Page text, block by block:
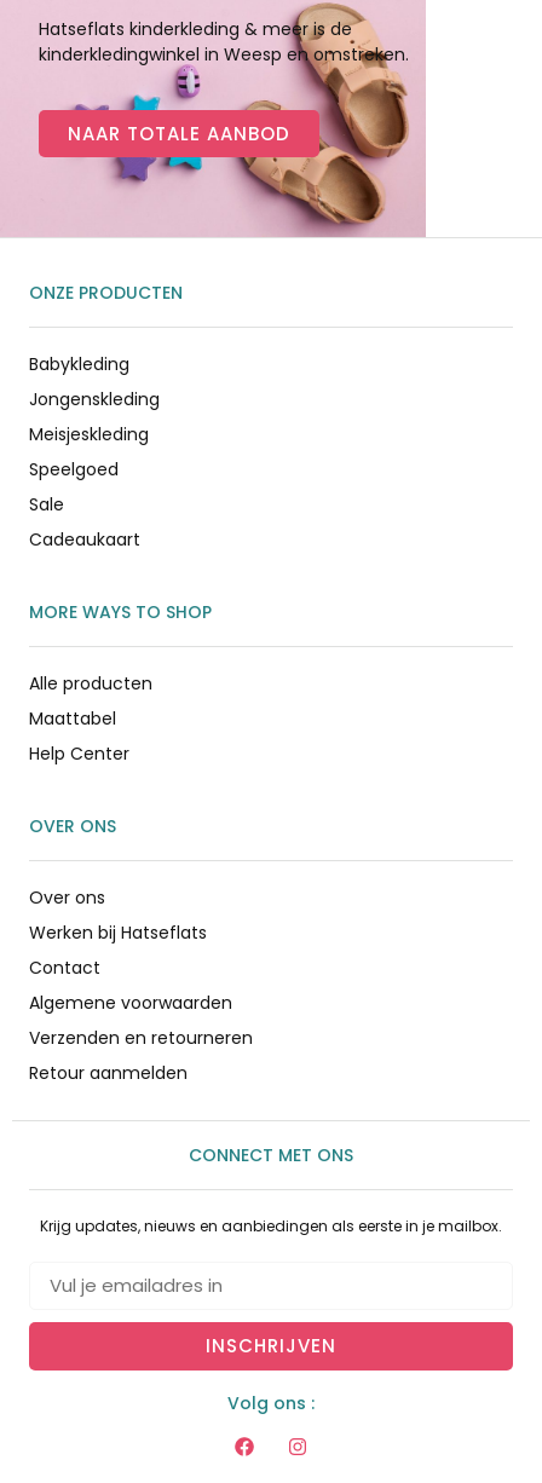
Hatseflats kinderkleding & meer is de
kinderkledingwinkel in Weesp en omstreken.
NAAR TOTALE AANBOD
ONZE PRODUCTEN
Babykleding
Jongenskleding
Meisjeskleding
Speelgoed
Sale
Cadeaukaart
MORE WAYS TO SHOP
Alle producten
Maattabel
Help Center
OVER ONS
Over ons
Werken bij Hatseflats
Contact
Algemene voorwaarden
Verzenden en retourneren
Retour aanmelden
CONNECT MET ONS
Krijg updates, nieuws en aanbiedingen als eerste in je mailbox.
INSCHRIJVEN
Volg ons :